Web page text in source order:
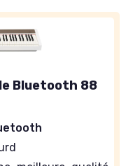
Bluetooth 88